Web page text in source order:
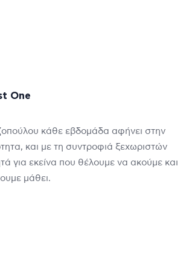
One
κάθε εβδομάδα αφήνει στην
και με τη συντροφιά ξεχωριστών
για εκείνα που θέλουμε να ακούμε και
μάθει.